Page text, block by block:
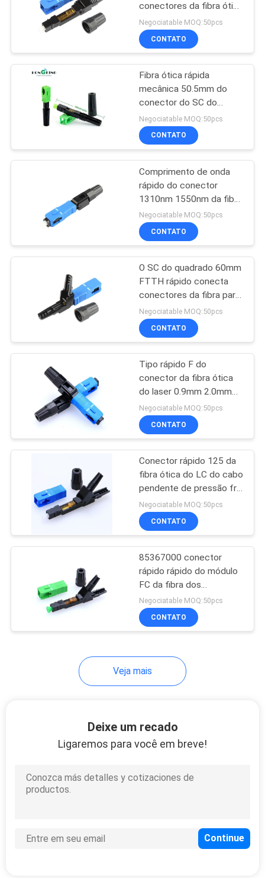
ZTE GPON ONU
NOKIA GPON ONU
Caixa terminal da
fibra ótica
Divisor da fibra ótica
a fibra ótica jejua
conector
21
de OLT
Modem do router de
FTTH
conectores da fibra ótica
montável do campo de
FTTH de D 3.0X2.0mm
Negociatable MOQ:50pcs
CONTATO
Fibra ótica rápida
mecânica 50.5mm do
conector do SC do
conjunto de campo do
único modo
Negociatable MOQ:50pcs
CONTATO
Comprimento de onda
rápido do conector
1310nm 1550nm da fibra
ótica retangular do SC de
FTTH
Negociatable MOQ:50pcs
CONTATO
O SC do quadrado 60mm
FTTH rápido conecta
conectores da fibra para
o quadro de distribuição
da fibra
Negociatable MOQ:50pcs
CONTATO
Tipo rápido F do
conector da fibra ótica
do laser 0.9mm 2.0mm
3.0mm LC para o
equipamento de rede
Negociatable MOQ:50pcs
CONTATO
Conector rápido 125 da
fibra ótica do LC do cabo
pendente de pressão fria
ao furo da virola 128um
Negociatable MOQ:50pcs
CONTATO
85367000 conector
rápido rápido do módulo
FC da fibra dos
conectores da fibra ótica
de 5cm FTTH
Negociatable MOQ:50pcs
CONTATO
Veja mais
Deixe um recado
Ligaremos para você em breve!